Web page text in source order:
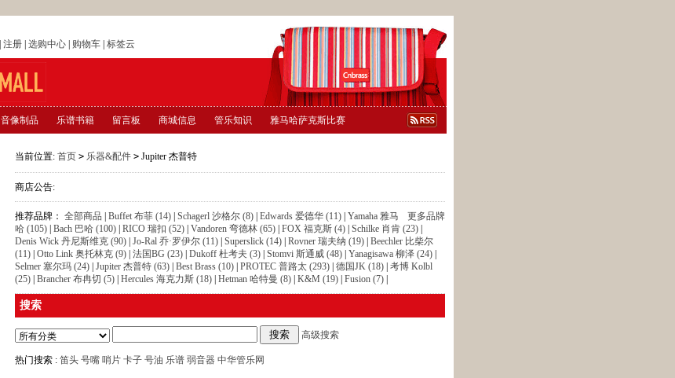
注册| 选购中心| 购物车| 标签云
音像制品 乐谱书籍 留言板 商城信息 管乐知识 雅马哈萨克斯比赛
当前位置: 首页 > 乐器&配件 > Jupiter 杰普特
商店公告:
更多品牌
推荐品牌： 全部商品 Buffet 布菲 (14) Schagerl 沙格尔 (8) Edwards 爱德华 (11) Yamaha 雅马
哈 (105) Bach 巴哈 (100) RICO 瑞扣 (52) Vandoren 弯德林 (65) FOX 福克斯 (4) Schilke 肖肯 (23)
Denis Wick 丹尼斯维克 (90) Jo-Ral 乔·罗伊尔 (11) Superslick (14) Rovner 瑞夫纳 (19) Beechler 比柴尔
(11) Otto Link 奥托林克 (9) 法国BG (23) Dukoff 杜考夫 (3) Stomvi 斯通威 (48) Yanagisawa 柳泽 (24)
Selmer 塞尔玛 (24) Jupiter 杰普特 (63) Best Brass (10) PROTEC 普路太 (293) 德国JK (18) 考博 Kolbl
(25) Brancher 布冉切 (5) Hercules 海克力斯 (18) Hetman 哈特曼 (8) K&M (19) Fusion (7)
搜索
高级搜索
热门搜索 : 笛头 号嘴 哨片 卡子 号油 乐谱 弱音器 中华管乐网